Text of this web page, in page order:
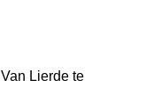
Lierde te